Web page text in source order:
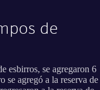
de
esbirros, se agregaron 6
se agregó a la reserva de